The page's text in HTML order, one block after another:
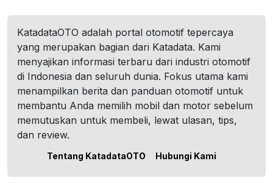
KatadataOTO adalah portal otomotif tepercaya
yang merupakan bagian dari Katadata. Kami
menyajikan informasi terbaru dari industri otomotif
di Indonesia dan seluruh dunia. Fokus utama kami
menampilkan berita dan panduan otomotif untuk
membantu Anda memilih mobil dan motor sebelum
memutuskan untuk membeli, lewat ulasan, tips,
dan review.
Tentang KatadataOTO Hubungi Kami